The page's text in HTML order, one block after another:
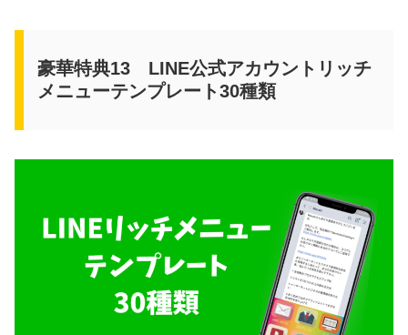
豪華特典13 LINE公式アカウントリッチ
メニューテンプレート30種類